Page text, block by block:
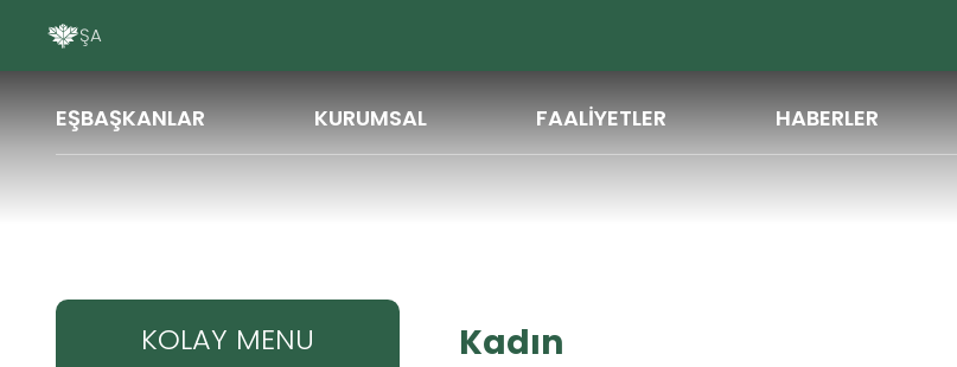
ŞAREDARIYA PE
EŞBAŞKANLAR KURUMSAL FAALİYETLER HABERLER
KOLAY MENU Kadın